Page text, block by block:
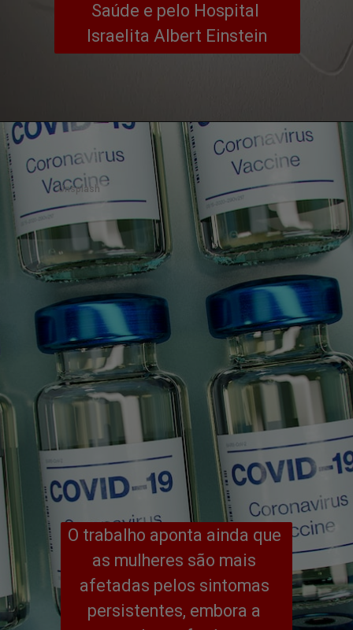
Saúde e pelo Hospital
Israelita Albert Einstein
O trabalho aponta ainda que
as mulheres são mais
afetadas pelos sintomas
persistentes, embora a
Unsplash